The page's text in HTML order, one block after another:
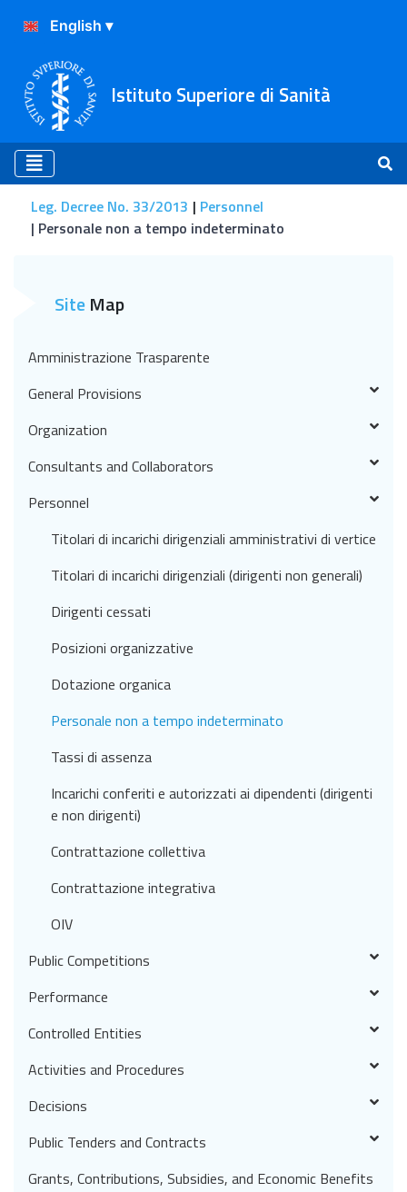
Istituto Superiore di Sanità
Leg. Decree No. 33/2013
Personnel
Personale non a tempo indeterminato
SiteMap
Amministrazione Trasparente
General Provisions
Organization
Consultants and Collaborators
Personnel
Titolari di incarichi dirigenziali amministrativi di vertice
Titolari di incarichi dirigenziali (dirigenti non generali)
Dirigenti cessati
Posizioni organizzative
Dotazione organica
Personale non a tempo indeterminato
Tassi di assenza
Incarichi conferiti e autorizzati ai dipendenti (dirigenti
e non dirigenti)
Contrattazione collettiva
Contrattazione integrativa
OIV
Public Competitions
Performance
Controlled Entities
Activities and Procedures
Decisions
Public Tenders and Contracts
Grants, Contributions, Subsidies, and Economic Benefits